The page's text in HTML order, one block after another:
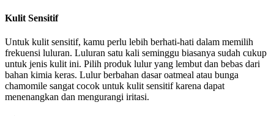
Kulit Sensitif
Untuk kulit sensitif, kamu perlu lebih berhati-hati dalam memilih
frekuensi luluran. Luluran satu kali seminggu biasanya sudah cukup
untuk jenis kulit ini. Pilih produk lulur yang lembut dan bebas dari
bahan kimia keras. Lulur berbahan dasar oatmeal atau bunga
chamomile sangat cocok untuk kulit sensitif karena dapat
menenangkan dan mengurangi iritasi.